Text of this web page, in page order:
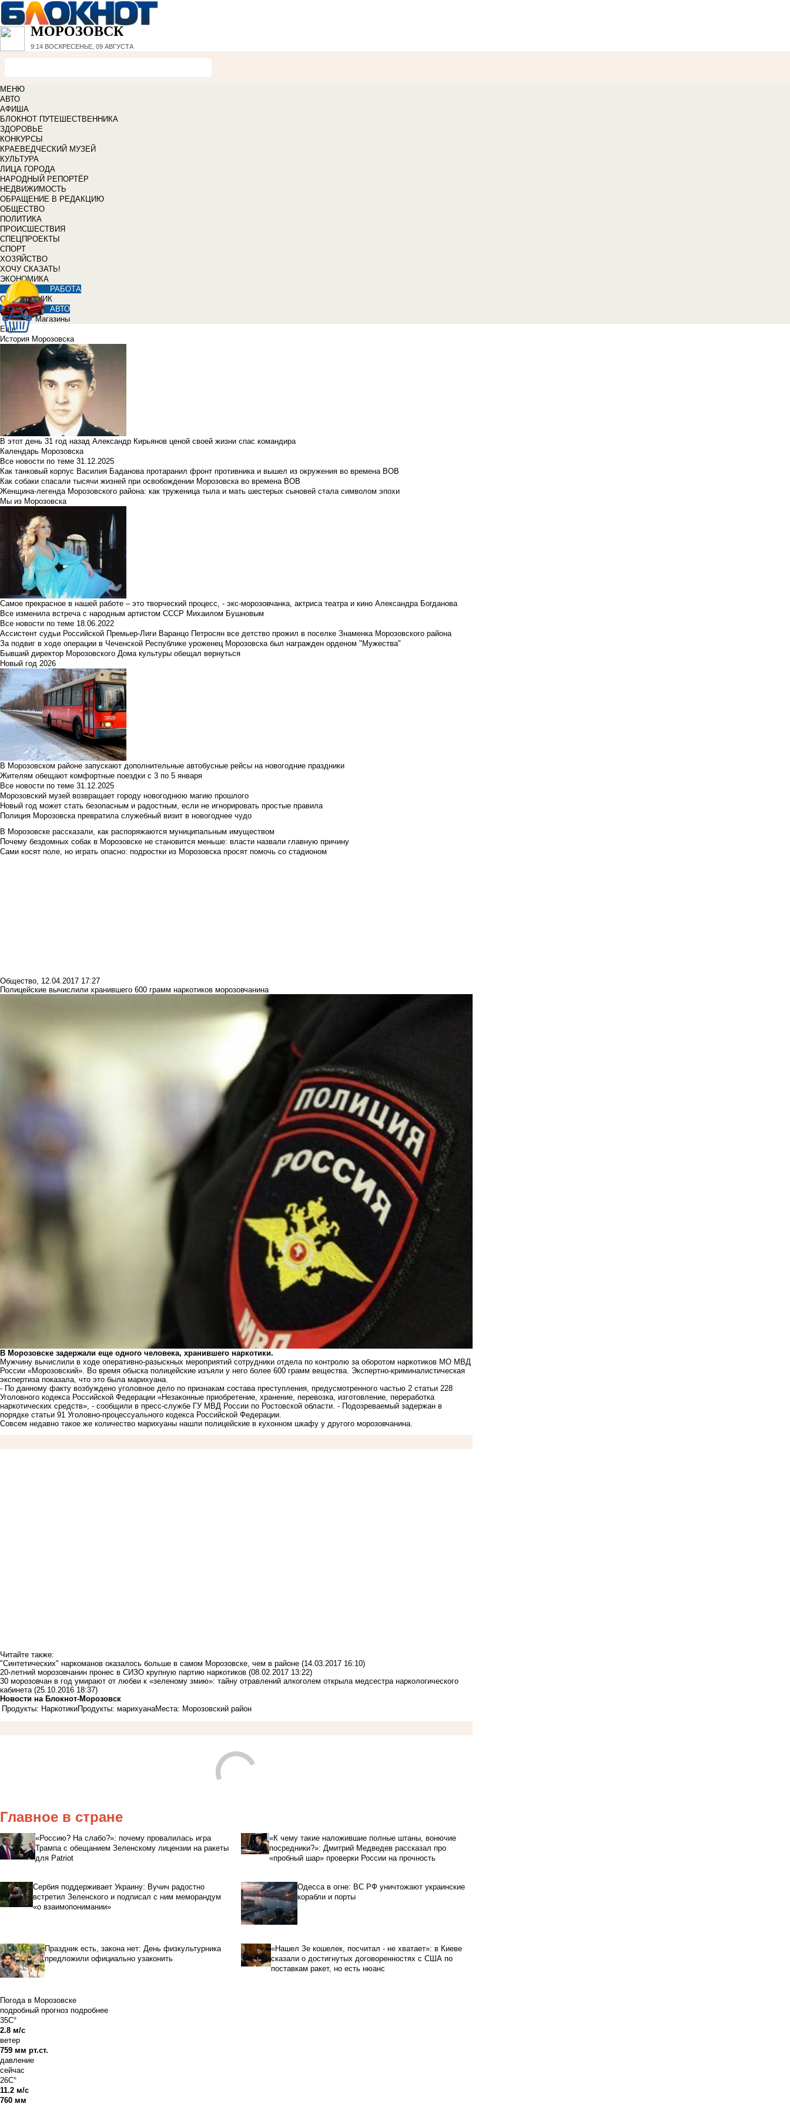
МОРОЗОВСК
9:14 ВОСКРЕСЕНЬЕ, 09 АВГУСТА
МЕНЮ
АВТО
АФИША
БЛОКНОТ ПУТЕШЕСТВЕННИКА
ЗДОРОВЬЕ
КОНКУРСЫ
КРАЕВЕДЧЕСКИЙ МУЗЕЙ
КУЛЬТУРА
ЛИЦА ГОРОДА
НАРОДНЫЙ РЕПОРТЁР
НЕДВИЖИМОСТЬ
ОБРАЩЕНИЕ В РЕДАКЦИЮ
ОБЩЕСТВО
ПОЛИТИКА
ПРОИСШЕСТВИЯ
СПЕЦПРОЕКТЫ
СПОРТ
ХОЗЯЙСТВО
ХОЧУ СКАЗАТЬ!
ЭКОНОМИКА
РАБОТА
СПРАВОЧНИК
АВТО
Магазины
Еще
История Морозовска
В этот день 31 год назад Александр Кирьянов ценой своей жизни спас командира
Календарь Морозовска
Все новости по теме 31.12.2025
Как танковый корпус Василия Баданова протаранил фронт противника и вышел из окружения во времена ВОВ
Как собаки спасали тысячи жизней при освобождении Морозовска во времена ВОВ
Женщина-легенда Морозовского района: как труженица тыла и мать шестерых сыновей стала символом эпохи
Мы из Морозовска
Самое прекрасное в нашей работе – это творческий процесс, - экс-морозовчанка, актриса театра и кино Александра Богданова
Все изменила встреча с народным артистом СССР Михаилом Бушновым
Все новости по теме 18.06.2022
Ассистент судьи Российской Премьер-Лиги Варанцо Петросян все детство прожил в поселке Знаменка Морозовского района
За подвиг в ходе операции в Чеченской Республике уроженец Морозовска был награжден орденом "Мужества"
Бывший директор Морозовского Дома культуры обещал вернуться
Новый год 2026
В Морозовском районе запускают дополнительные автобусные рейсы на новогодние праздники
Жителям обещают комфортные поездки с 3 по 5 января
Все новости по теме 31.12.2025
Морозовский музей возвращает городу новогоднюю магию прошлого
Новый год может стать безопасным и радостным, если не игнорировать простые правила
Полиция Морозовска превратила служебный визит в новогоднее чудо
В Морозовске рассказали, как распоряжаются муниципальным имуществом
Почему бездомных собак в Морозовске не становится меньше: власти назвали главную причину
Сами косят поле, но играть опасно: подростки из Морозовска просят помочь со стадионом
Общество, 12.04.2017 17:27
Полицейские вычислили хранившего 600 грамм наркотиков морозовчанина
В Морозовске задержали еще одного человека, хранившего наркотики.
Мужчину вычислили в ходе оперативно-разыскных мероприятий сотрудники отдела по контролю за оборотом наркотиков МО МВД
России «Морозовский». Во время обыска полицейские изъяли у него более 600 грамм вещества. Экспертно-криминалистическая
экспертиза показала, что это была марихуана.
- По данному факту возбуждено уголовное дело по признакам состава преступления, предусмотренного частью 2 статьи 228
Уголовного кодекса Российской Федерации «Незаконные приобретение, хранение, перевозка, изготовление, переработка
наркотических средств», - сообщили в пресс-службе ГУ МВД России по Ростовской области. - Подозреваемый задержан в
порядке статьи 91 Уголовно-процессуального кодекса Российской Федерации.
Совсем недавно такое же количество марихуаны нашли полицейские в кухонном шкафу у другого морозовчанина.
Читайте также:
"Синтетических" наркоманов оказалось больше в самом Морозовске, чем в районе (14.03.2017 16:10)
20-летний морозовчанин пронес в СИЗО крупную партию наркотиков (08.02.2017 13:22)
30 морозовчан в год умирают от любви к «зеленому змию»: тайну отравлений алкоголем открыла медсестра наркологического
кабинета (25.10.2016 18:37)
Новости на Блoкнoт-Морозовск
Продукты: НаркотикиПродукты: марихуанаМеста: Морозовский район
Главное в стране
«Россию? На слабо?»: почему провалилась игра
Трампа с обещанием Зеленскому лицензии на ракеты
для Patriot
«К чему такие наложившие полные штаны, вонючие
посредники?»: Дмитрий Медведев рассказал про
«пробный шар» проверки России на прочность
Сербия поддерживает Украину: Вучич радостно
встретил Зеленского и подписал с ним меморандум
«о взаимопонимании»
Одесса в огне: ВС РФ уничтожают украинские
корабли и порты
Праздник есть, закона нет: День физкультурника
предложили официально узаконить
«Нашел Зе кошелек, посчитал - не хватает»: в Киеве
сказали о достигнутых договоренностях с США по
поставкам ракет, но есть нюанс
Погода в Морозовске
подробный прогноз подробнее
35C°
2.8 м/с
ветер
759 мм рт.ст.
давление
сейчас
26C°
11.2 м/с
760 мм